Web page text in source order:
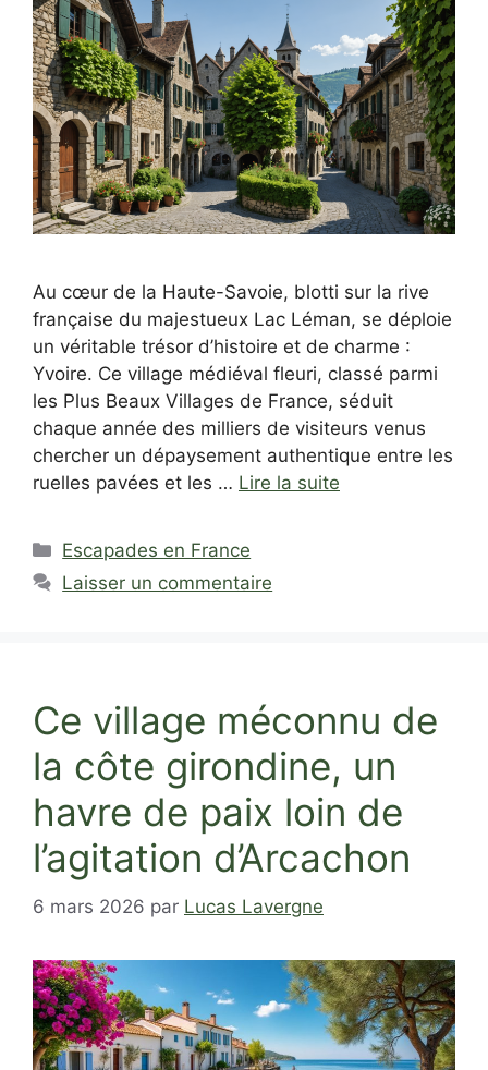
Au cœur de la Haute-Savoie, blotti sur la rive
française du majestueux Lac Léman, se déploie
un véritable trésor d’histoire et de charme :
Yvoire. Ce village médiéval fleuri, classé parmi
les Plus Beaux Villages de France, séduit
chaque année des milliers de visiteurs venus
chercher un dépaysement authentique entre les
ruelles pavées et les … Lire la suite
Catégories
Escapades en France
Laisser un commentaire
Ce village méconnu de
la côte girondine, un
havre de paix loin de
l’agitation d’Arcachon
6 mars 2026 par Lucas Lavergne